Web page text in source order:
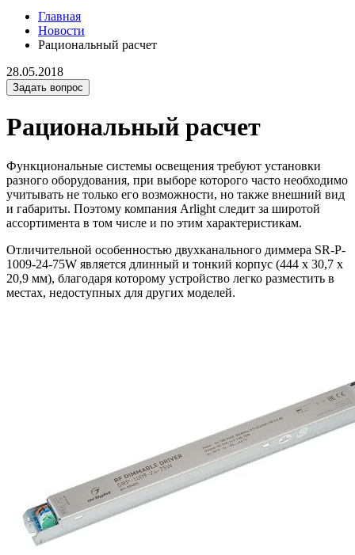
Главная
Новости
Рациональный расчет
28.05.2018
Задать вопрос
Рациональный расчет
Функциональные системы освещения требуют установки
разного оборудования, при выборе которого часто необходимо
учитывать не только его возможности, но также внешний вид
и габариты. Поэтому компания Arlight следит за широтой
ассортимента в том числе и по этим характеристикам.
Отличительной особенностью двухканального диммера SR-P-
1009-24-75W является длинный и тонкий корпус (444 x 30,7 x
20,9 мм), благодаря которому устройство легко разместить в
местах, недоступных для других моделей.